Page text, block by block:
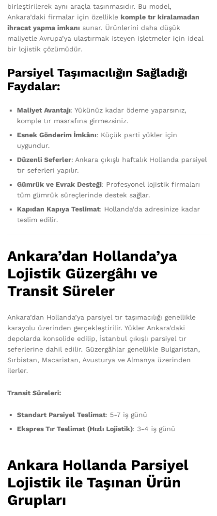
birleştirilerek aynı araçla taşınmasıdır. Bu model,
Ankara’daki firmalar için özellikle komple tır kiralamadan
ihracat yapma imkanı sunar. Ürünlerini daha düşük
maliyetle Avrupa’ya ulaştırmak isteyen işletmeler için ideal
bir lojistik çözümüdür.
Parsiyel Taşımacılığın Sağladığı
Faydalar:
Maliyet Avantajı: Yükünüz kadar ödeme yaparsınız,
komple tır masrafına girmezsiniz.
Esnek Gönderim İmkânı: Küçük parti yükler için
uygundur.
Düzenli Seferler: Ankara çıkışlı haftalık Hollanda parsiyel
tır seferleri yapılır.
Gümrük ve Evrak Desteği: Profesyonel lojistik firmaları
tüm gümrük süreçlerinde destek sağlar.
Kapıdan Kapıya Teslimat: Hollanda’da adresinize kadar
teslim edilir.
Ankara’dan Hollanda’ya
Lojistik Güzergâhı ve
Transit Süreler
Ankara’dan Hollanda’ya parsiyel tır taşımacılığı genellikle
karayolu üzerinden gerçekleştirilir. Yükler Ankara’daki
depolarda konsolide edilip, İstanbul çıkışlı parsiyel tır
seferlerine dahil edilir. Güzergâhlar genellikle Bulgaristan,
Sırbistan, Macaristan, Avusturya ve Almanya üzerinden
ilerler.
Transit Süreleri:
Standart Parsiyel Teslimat: 5-7 iş günü
Ekspres Tır Teslimat (Hızlı Lojistik): 3-4 iş günü
Ankara Hollanda Parsiyel
Lojistik ile Taşınan Ürün
Grupları